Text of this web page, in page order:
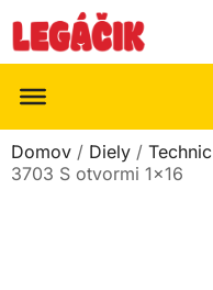
Domov / Diely / Technic
3703 S otvormi 1×16